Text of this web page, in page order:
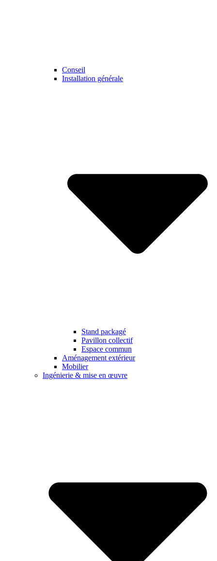
Conseil
Installation générale
Stand packagé
Pavillon collectif
Espace commun
Aménagement extérieur
Mobilier
Ingénierie & mise en œuvre